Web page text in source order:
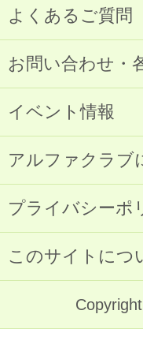
よくあるご質問
お問い合わせ・
イベント情報
アルファクラブ
プライバシーポ
このサイトにつ